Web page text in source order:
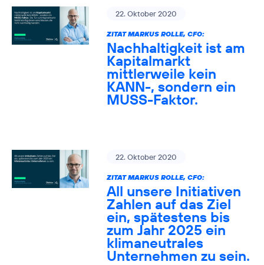
22. Oktober 2020
ZITAT MARKUS ROLLE, CFO:
Nachhaltigkeit ist am
Kapitalmarkt
mittlerweile kein
KANN-, sondern ein
MUSS-Faktor.
22. Oktober 2020
ZITAT MARKUS ROLLE, CFO:
All unsere Initiativen
Zahlen auf das Ziel
ein, spätestens bis
zum Jahr 2025 ein
klimaneutrales
Unternehmen zu sein.